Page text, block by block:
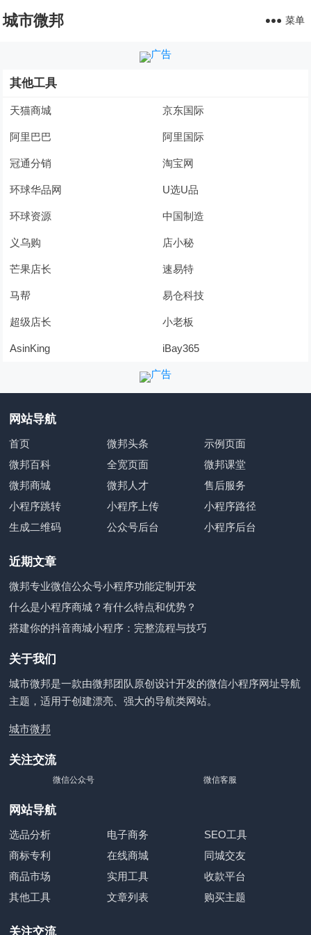
城市微邦 菜单
其他工具
天猫商城 京东国际
阿里巴巴 阿里国际
冠通分销 淘宝网
环球华品网 U选U品
环球资源 中国制造
义乌购 店小秘
芒果店长 速易特
马帮 易仓科技
超级店长 小老板
AsinKing iBay365
网站导航
首页 微邦头条
示例页面
微邦百科
全宽页面
微邦课堂
微邦商城
微邦人才
售后服务
小程序跳转
小程序上传
小程序路径
生成二维码
公众号后台 小程序后台
近期文章
微邦专业微信公众号小程序功能定制开发
什么是小程序商城？有什么特点和优势？
搭建你的抖音商城小程序：完整流程与技巧
关于我们
城市微邦是一款由微邦团队原创设计开发的微信小程序网址导航
主题，适用于创建漂亮、强大的导航类网站。
城市微邦
关注交流
微信公众号 微信客服
网站导航
选品分析 电子商务
SEO工具
商标专利
在线商城
同城交友
商品市场
实用工具
收款平台
其他工具
文章列表 购买主题
关注交流